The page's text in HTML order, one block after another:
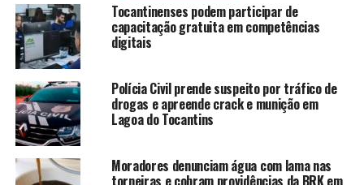
Tocantinenses podem participar de
capacitação gratuita em competências
digitais
Polícia Civil prende suspeito por tráfico de
drogas e apreende crack e munição em
Lagoa do Tocantins
Moradores denunciam água com lama nas
torneiras e cobram providências da BRK em